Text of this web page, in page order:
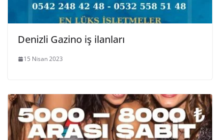
Denizli Gazino iş ilanları
15 Nisan 2023